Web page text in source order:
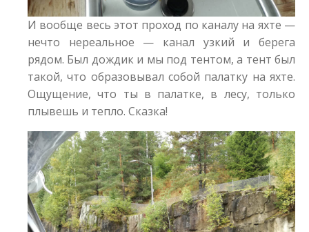
И вообще весь этот проход по каналу на яхте —
нечто нереальное — канал узкий и берега
рядом. Был дождик и мы под тентом, а тент был
такой, что образовывал собой палатку на яхте.
Ощущение, что ты в палатке, в лесу, только
плывешь и тепло. Сказка!